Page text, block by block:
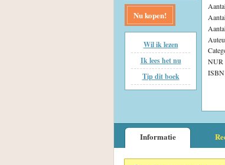
Nu kopen!
Wil ik lezen
Ik lees het nu
Tip dit boek
NUR
ISBN
Informatie